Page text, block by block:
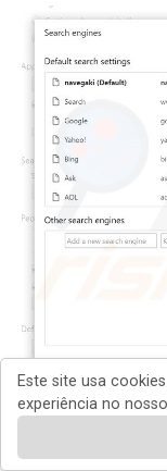
Para modificar o
Este site usa
experiência no